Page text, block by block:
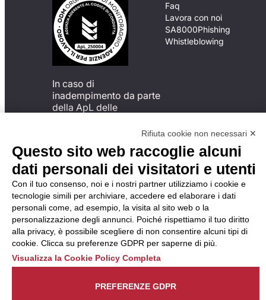
In caso di
inadempimento da parte
della ApL delle
del Codice di Condotta, è
possibile presentare un
reclamo
all’Organismo di
Monitoraggio utilizzando
una delle modalità
descritte al seguente
indirizzo web
https://odm-
agenzielavoro.it/reclami/ .
Faq
Lavora con noi
SA8000Phishing
Whistleblowing
Rifiuta cookie non necessari ✕
Questo sito web raccoglie alcuni
dati personali dei visitatori e utenti
Con il tuo consenso, noi e i nostri partner utilizziamo i cookie e
tecnologie simili per archiviare, accedere ed elaborare i dati
personali come, ad esempio, la visita al sito web o la
personalizzazione degli annunci. Poiché rispettiamo il tuo diritto
alla privacy, è possibile scegliere di non consentire alcuni tipi di
cookie. Clicca su preferenze GDPR per saperne di più.
Visualizza la Cookie Policy Completa
PREFERENZE GDPR